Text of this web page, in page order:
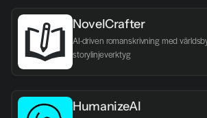
NovelCrafter
AI-driven romanskrivning med
storylinjeverktyg
HumanizeAI